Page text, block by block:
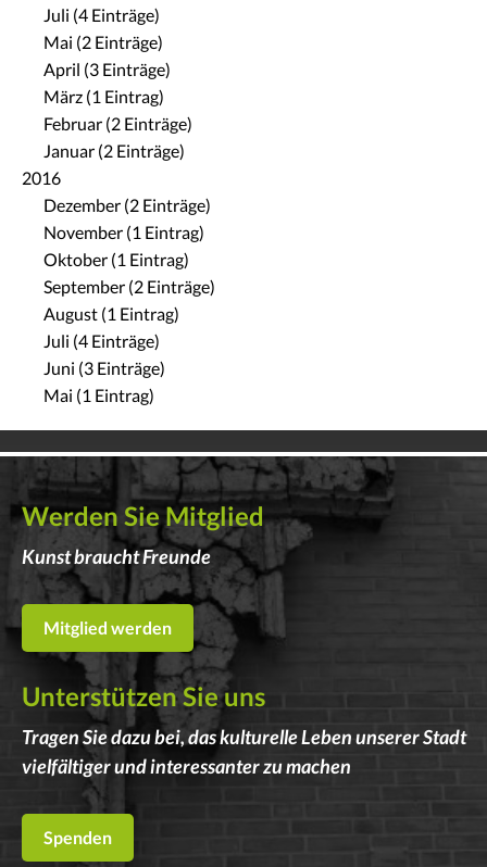
Juli (4 Einträge)
Mai (2 Einträge)
April (3 Einträge)
März (1 Eintrag)
Februar (2 Einträge)
Januar (2 Einträge)
2016
Dezember (2 Einträge)
November (1 Eintrag)
Oktober (1 Eintrag)
September (2 Einträge)
August (1 Eintrag)
Juli (4 Einträge)
Juni (3 Einträge)
Mai (1 Eintrag)
Werden Sie Mitglied
Kunst braucht Freunde
Mitglied werden
Unterstützen Sie uns
Tragen Sie dazu bei, das kulturelle Leben unserer Stadt
vielfältiger und interessanter zu machen
Spenden